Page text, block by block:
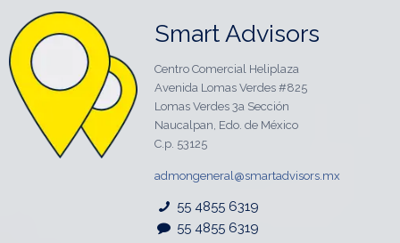
Smart Advisors
Centro Comercial Heliplaza
Avenida Lomas Verdes #825
Lomas Verdes 3a Sección
Naucalpan, Edo. de México
C.p. 53125
admongeneral@smartadvisors.mx
55 4855 6319
55 4855 6319